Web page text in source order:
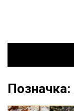
Позначка: